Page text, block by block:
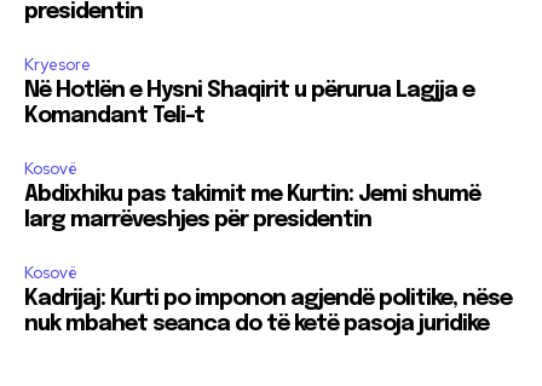
presidentin
Kryesore
Në Hotlën e Hysni Shaqirit u përurua Lagjja e
Komandant Teli-t
Kosovë
Abdixhiku pas takimit me Kurtin: Jemi shumë
larg marrëveshjes për presidentin
Kosovë
Kadrijaj: Kurti po imponon agjendë politike, nëse
nuk mbahet seanca do të ketë pasoja juridike